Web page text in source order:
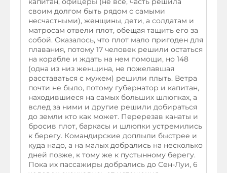
своим долгом быть рядом с самыми
несчастными), женщины, дети, а солдатам и
матросам отвели плот, обещая тащить его за
собой. Оказалось, что плот мало пригоден для
плавания, потому 17 человек решили остаться
на корабле и ждать на нем помощи, но 148
(одна из низ женщина, не пожелавшая
расставаться с мужем) решили плыть. Ветра
почти не было, потому губернатор и капитан,
находившиеся на самых больших шлюпках, а
вслед за ними и другие решили добираться
до земли кто как может. Перерезав канаты и
бросив плот, баркасы и шлюпки устремились
к берегу. Командирские доплыли быстрее и
куда надо, а на малых добрались на несколько
дней позже, к тому же к пустынному берегу.
Пока их пассажиры добрались до Сен-Луи, 6